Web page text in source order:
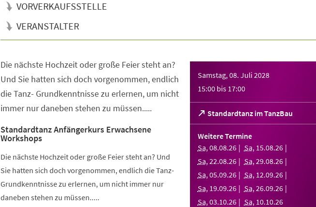
VORVERKAUFSSTELLE
VERANSTALTER
Samstag, 08. Juli 2028
15:00 bis 17:00
Standardtanz im TanzBau
(Öffnet
in
einem
Tab)
Weitere Termine
Sa,08.08.26 Sa, 15.08.26
Sa,22.08.26 Sa,29.08.26
Sa,05.09.26 Sa, 12.09.26
Sa, 19.09.26 Sa,26.09.26
Sa,03.10.26 Sa, 10.10.26
Die nächste Hochzeit oder große Feier steht an?
Und Sie hatten sich doch vorgenommen, endlich
die Tanz- Grundkenntnisse zu erlernen, um nicht
immer nur daneben stehen zu müssen.....
Standardtanz Anfängerkurs Erwachsene
Workshops
Die nächste Hochzeit oder große Feier steht an? Und
Sie hatten sich doch vorgenommen, endlich die Tanz-
Grundkenntnisse zu erlernen, um nicht immer nur
daneben stehen zu müssen.....